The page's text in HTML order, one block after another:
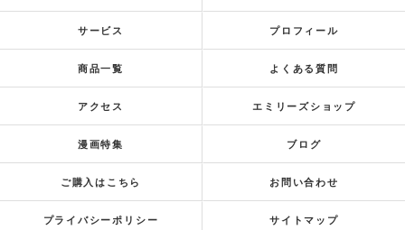
サービス プロフィール
商品一覧 よくある質問
アクセス エミリーズショップ
漫画特集 ブログ
ご購入はこちら お問い合わせ
プライバシーポリシー サイトマップ